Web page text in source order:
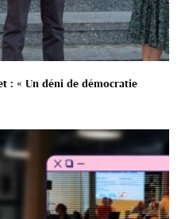
: « Un déni de démocratie